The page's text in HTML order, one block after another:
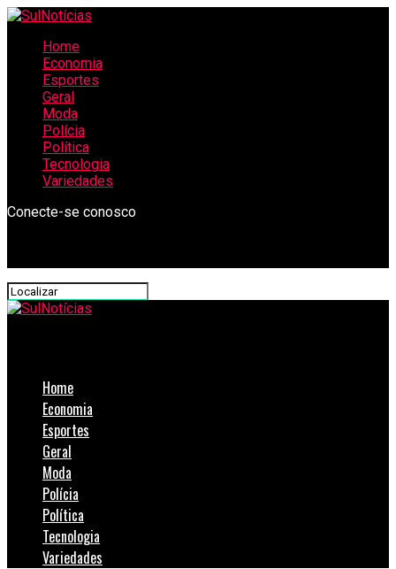
Home
Economia
Esportes
Geral
Moda
Polícia
Política
Tecnologia
Variedades
Conecte-se conosco
Home
Economia
Esportes
Geral
Moda
Polícia
Política
Tecnologia
Variedades